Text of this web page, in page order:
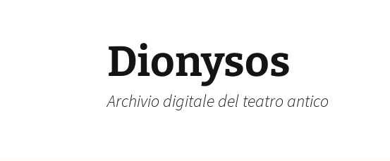
Dionysos
Archivio digitale del teatro antico